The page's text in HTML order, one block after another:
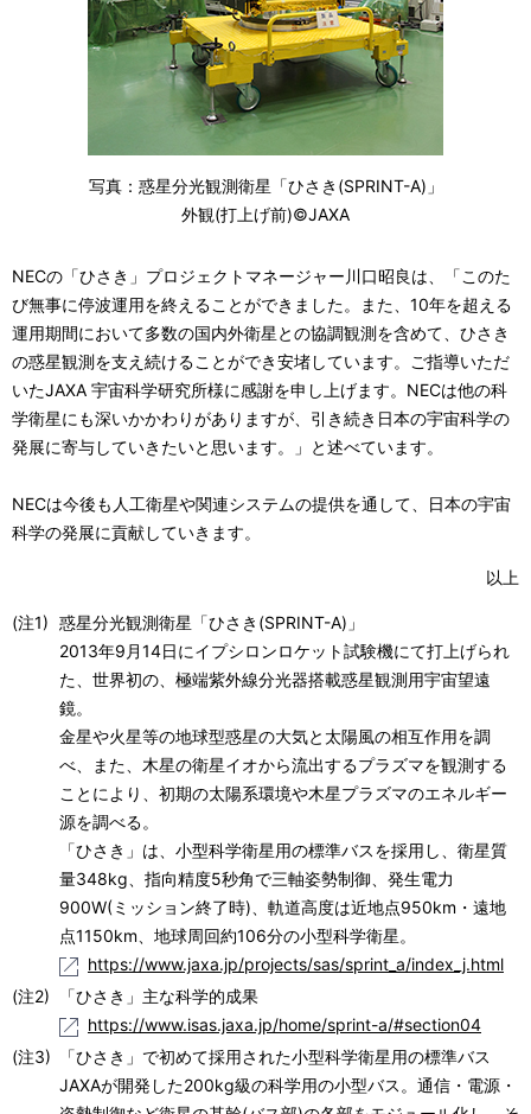
写真：惑星分光観測衛星「ひさき(SPRINT-A)」
外観(打上げ前)©JAXA
NECの「ひさき」プロジェクトマネージャー川口昭良は、「このた
び無事に停波運用を終えることができました。また、10年を超える
運用期間において多数の国内外衛星との協調観測を含めて、ひさき
の惑星観測を支え続けることができ安堵しています。ご指導いただ
いたJAXA 宇宙科学研究所様に感謝を申し上げます。NECは他の科
学衛星にも深いかかわりがありますが、引き続き日本の宇宙科学の
発展に寄与していきたいと思います。」と述べています。
NECは今後も人工衛星や関連システムの提供を通して、日本の宇宙
科学の発展に貢献していきます。
以上
(注1) 惑星分光観測衛星「ひさき(SPRINT-A)」
2013年9月14日にイプシロンロケット試験機にて打上げられ
た、世界初の、極端紫外線分光器搭載惑星観測用宇宙望遠
鏡。
金星や火星等の地球型惑星の大気と太陽風の相互作用を調
べ、また、木星の衛星イオから流出するプラズマを観測する
ことにより、初期の太陽系環境や木星プラズマのエネルギー
源を調べる。
「ひさき」は、小型科学衛星用の標準バスを採用し、衛星質
量348kg、指向精度5秒角で三軸姿勢制御、発生電力
900W(ミッション終了時)、軌道高度は近地点950km・遠地
点1150km、地球周回約106分の小型科学衛星。
https://www.jaxa.jp/projects/sas/sprint_a/index_j.html
(注2)
「ひさき」主な科学的成果
https://www.isas.jaxa.jp/home/sprint-a/#section04
(注3)
「ひさき」で初めて採用された小型科学衛星用の標準バス
JAXAが開発した200kg級の科学用の小型バス。通信・電源・